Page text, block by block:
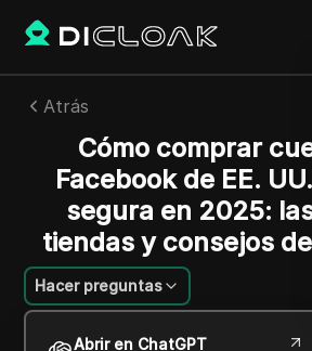
Atrás
Cómo comprar
Facebook de EE.
segura en 2025:
tiendas y consejos de
Hacer preguntas
Abrir en ChatGPT
William Davis